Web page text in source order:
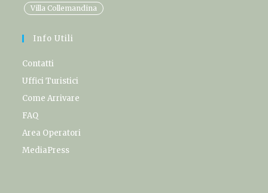
Villa Collemandina
Info Utili
Contatti
Uffici Turistici
Come Arrivare
FAQ
Area Operatori
MediaPress